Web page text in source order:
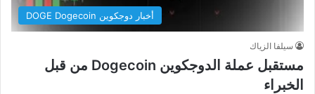
أخبار دوجكوين DOGE Dogecoin
سيلفا الزياك
مستقبل عملة الدوجكوين Dogecoin من قبل
الخبراء